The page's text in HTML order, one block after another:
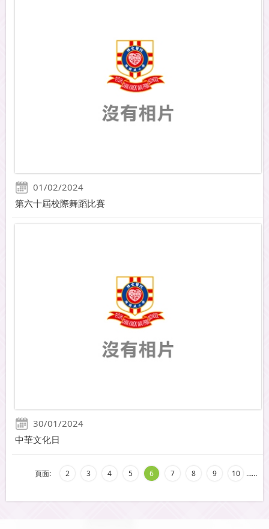
01/02/2024
第六十屆校際舞蹈比賽
30/01/2024
中華文化日
頁面: …
2 3 4 5 6 7 8 9 10 …